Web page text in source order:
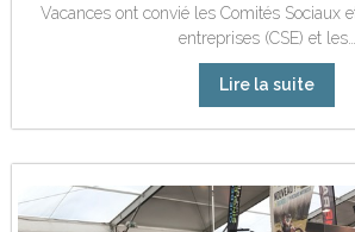
Vacances ont convié les Comités Sociaux
entreprises (CSE) et les…
Lire la suite